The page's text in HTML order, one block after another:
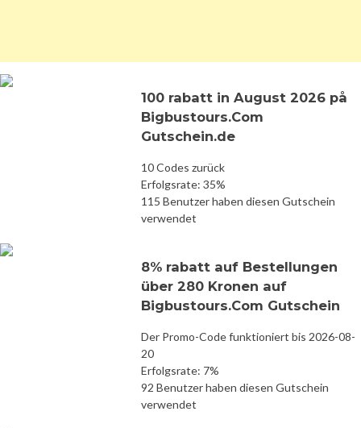
100 rabatt in August 2026 på
Bigbustours.Com
Gutschein.de
10 Codes zurück
Erfolgsrate: 35%
115 Benutzer haben diesen Gutschein
verwendet
8% rabatt auf Bestellungen
über 280 Kronen auf
Bigbustours.Com Gutschein
Der Promo-Code funktioniert bis 2026-08-
20
Erfolgsrate: 7%
92 Benutzer haben diesen Gutschein
verwendet